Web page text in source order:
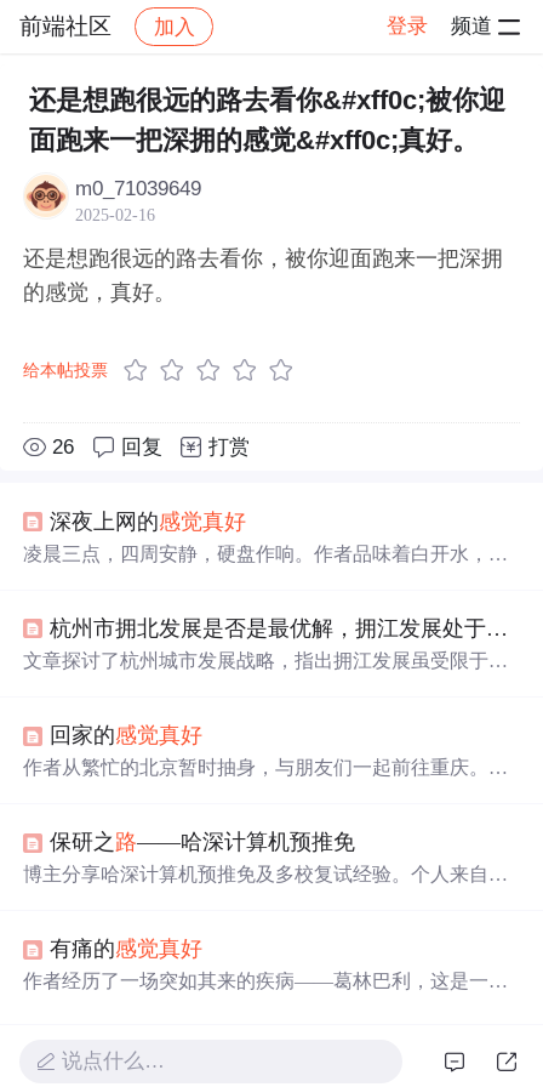
前端社区 加入 登录 频道
社区 前端社区 感慨 帖子详情
还是想跑很远的路去看你&#xff0c;被你迎
面跑来一把深拥的感觉&#xff0c;真好。
m0_71039649
2025-02-16
还是想跑很远的路去看你，被你迎面跑来一把深拥
的感觉，真好。
给本帖投票
26 回复 打赏
深夜上网的感觉真好
凌晨三点，四周安静，硬盘作响。作者品味着白开水，在
夜上网感觉真好。 杭州市拥北发展是否是最优解，拥江发展处于何种地位
文章探讨了杭州城市发展战略，指出拥江发展虽受限于地
者建议重视大都市圈建设，如云城、未来科技城，并提出
建设高铁、轻轨等基础设施以促进区域一体化。杭州应跳
回家的感觉真好
作者从繁忙的北京暂时抽身，与朋友们一起前往重庆。从
的美景，并与许久未见的朋友相聚。
保研之 路——哈深计算机预推免
博主分享哈深计算机预推免及多校复试经验。个人来自中
工深。介绍哈工深预推免笔试含选择题和编程题，面试问
诸多专业概念，老师注重基础。
有痛的感觉真好
作者经历了一场突如其来的疾病——葛林巴利，这是一种
说点什么…